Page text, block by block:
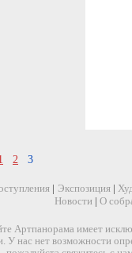
2 3
Экспозиция
Новости
О
Артпанорама имеет
У нас нет возможности